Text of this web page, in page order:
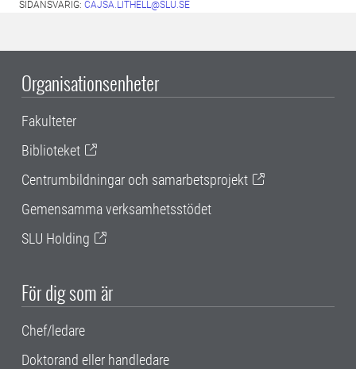
SIDANSVARIG: CAJSA.LITHELL@SLU.SE
Organisationsenheter
Fakulteter
Biblioteket
Centrumbildningar och samarbetsprojekt
Gemensamma verksamhetsstödet
SLU Holding
För dig som är
Chef/ledare
Doktorand eller handledare